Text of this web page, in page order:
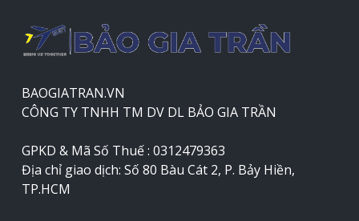
BAOGIATRAN.VN
CÔNG TY TNHH TM DV DL BẢO GIA TRẦN
GPKD & Mã Số Thuế : 0312479363
Địa chỉ giao dịch: Số 80 Bàu Cát 2, P. Bảy Hiền,
TP.HCM